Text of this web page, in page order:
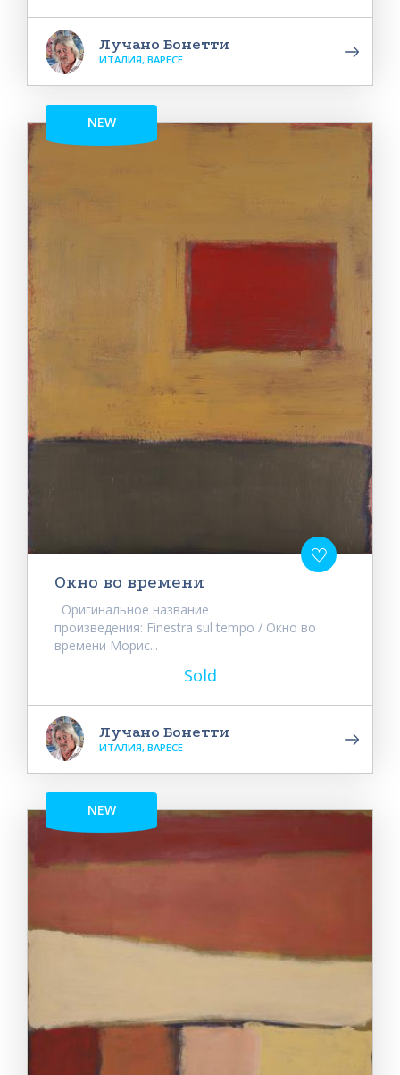
Лучано Бонетти
ИТАЛИЯ, ВАРЕСЕ
NEW
Окно во времени
Оригинальное название
произведения: Finestra sul tempo / Окно во
времени Морис...
Sold
Лучано Бонетти
ИТАЛИЯ, ВАРЕСЕ
NEW